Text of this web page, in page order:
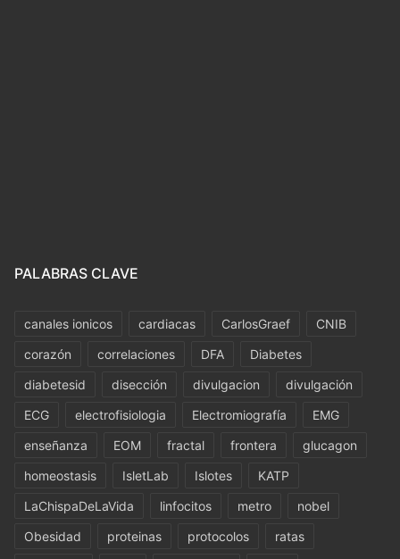
PALABRAS CLAVE
canales ionicos cardiacas CarlosGraef
CNIB
corazón
correlaciones DFA
Diabetes
diabetesid
disección divulgacion
divulgación
ECG
electrofisiologia Electromiografía
EMG
enseñanza
EOM fractal frontera
glucagon
homeostasis
IsletLab Islotes
KATP
LaChispaDeLaVida
linfocitos metro
nobel
Obesidad
proteinas protocolos
ratas